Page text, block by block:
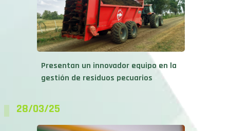
Presentan un innovador equipo en la
gestión de residuos pecuarios
28/03/25